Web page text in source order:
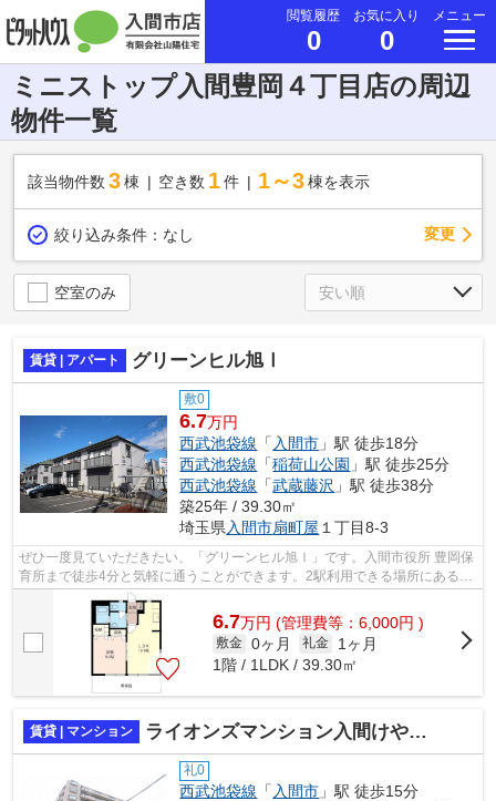
閲覧履歴
0
お気に入り
0
メニュー
ミニストップ入間豊岡４丁目店の周辺
物件一覧
該当物件数 3棟 空き数 1 件 1～3 棟を表示
絞り込み条件： なし 変更
空室のみ
賃貸 | アパート グリーンヒル旭Ⅰ
敷0
6.7万円
西武池袋線 「 入間市 」駅 徒歩18分
西武池袋線 「稲荷山公園 」駅 徒歩25分
西武池袋線 「武蔵藤沢 」駅 徒歩38分
築25年 / 39.30㎡
埼玉県 入間市扇町屋 １丁目8-3
ぜひ一度見ていただきたい、「グリーンヒル旭Ⅰ」です。入間市役所 豊岡保
育所まで徒歩4分と気軽に通うことができます。2駅利用できる場所にあるの
で利便性が高いです。ネットの回線工...
6.7万円 (管理費等：6,000円 )
敷金 0ヶ月 礼金
1ヶ月
1階 / 1LDK / 39.30㎡
賃貸 | マンション ライオンズマンション入間けやき通り
礼0
西武池袋線 「 入間市 」駅 徒歩15分